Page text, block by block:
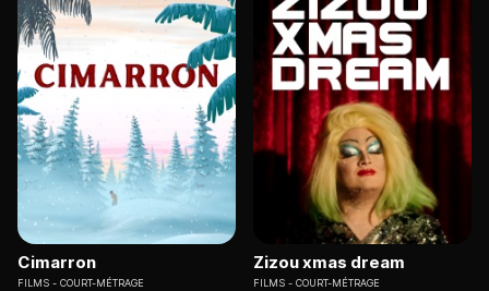
Cimarron
FILMS COURT-MÉTRAGE
Zizou xmas dream
FILMS COURT-MÉTRAGE